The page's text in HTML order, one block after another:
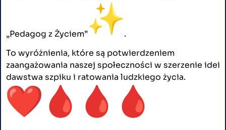
„Pedagog z Życiem”
️.
To wyróżnienia, które są potwierdzeniem
zaangażowania naszej społeczności w szerzenie idei
dawstwa szpiku i ratowania ludzkiego życia.